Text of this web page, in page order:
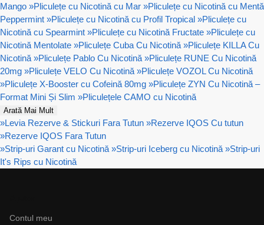
Mango »Pliculețe cu Nicotină cu Mar »Pliculețe cu Nicotină cu Mentă
Peppermint »Pliculețe cu Nicotină cu Profil Tropical »Pliculețe cu
Nicotină cu Spearmint »Pliculețe cu Nicotină Fructate »Pliculețe cu
Nicotină Mentolate »Pliculețe Cuba Cu Nicotină »Pliculețe KILLA Cu
Nicotină »Pliculețe Pablo Cu Nicotină »Pliculețe RUNE Cu Nicotină
20mg »Pliculețe VELO Cu Nicotină »Pliculețe VOZOL Cu Nicotină
»Pliculețe X-Booster cu Cofeină 80mg »Pliculețe ZYN Cu Nicotină –
Format Mini Și Slim »Pliculețele CAMO cu Nicotină
Arată Mai Mult
»Levia Rezerve & Stickuri Fara Tutun »Rezerve IQOS Cu tutun
»Rezerve IQOS Fara Tutun
»Strip-uri Garant cu Nicotină »Strip-uri Iceberg cu Nicotină »Strip-uri
It's Rips cu Nicotină
Contul meu